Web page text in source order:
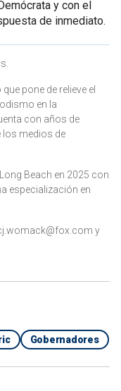
y con el
de inmediato.
pone de relieve el
en la
con años de
los medios de
Beach en 2025 con
especialización en
y
Gobernadores